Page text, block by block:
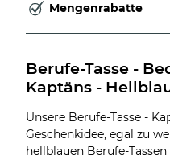
Mengenrabatte
Berufe-Tasse -
Kaptäns -
Unsere Berufe-Tasse -
Geschenkidee, egal zu
hellblauen Berufe-